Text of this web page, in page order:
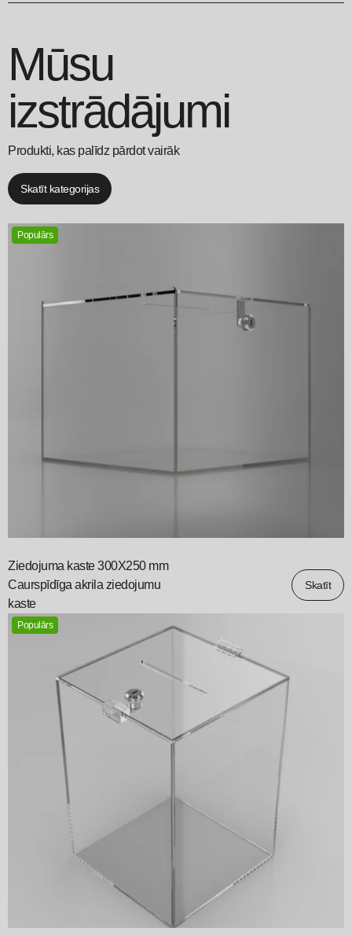
Mūsu
izstrādājumi
Produkti, kas palīdz pārdot vairāk
Skatīt kategorijas
Populārs
Ziedojuma kaste 300X250 mm
Caurspīdīga akrila ziedojumu
kaste
Skatīt
Populārs